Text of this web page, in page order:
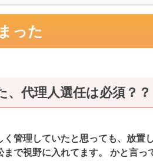
った
代理人選任は必須？？
管理していたと思っても、放置
で視野に入れてます。 かと言っ